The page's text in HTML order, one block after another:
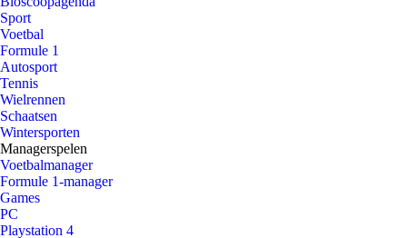
Sport
Voetbal
Formule 1
Autosport
Tennis
Wielrennen
Schaatsen
Wintersporten
Managerspelen
Voetbalmanager
Formule 1-manager
Games
PC
Playstation 4